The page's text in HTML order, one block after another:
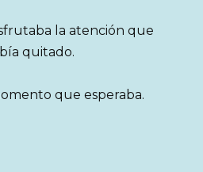
la atención que
quitado.
que esperaba.